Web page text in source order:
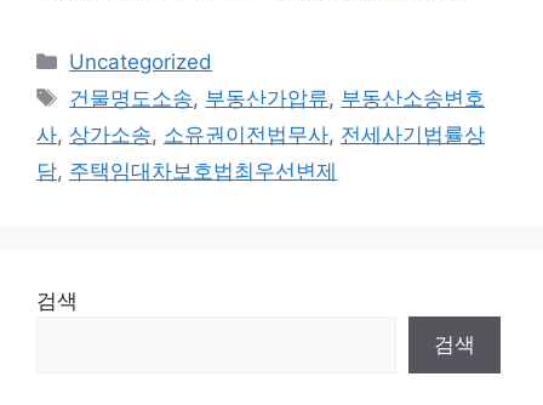
카
테
리
Uncategorized
태
그
건물명도소송, 부동산가압류, 부동산소송변호
사, 상가소송, 소유권이전법무사, 전세사기법률상
담, 주택임대차보호법최우선변제
검색
검색